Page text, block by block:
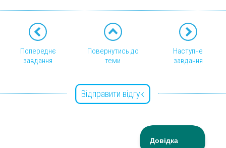
Попереднє
завдання
Повернутись до
теми
Наступне
завдання
Відправити відгук